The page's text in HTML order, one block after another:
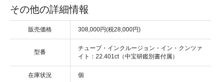
その他の詳細情報
販売価格 308,000円(税28,000円)
型番
チューブ・インクルージョン・イン・クンツァ
イト：22.401ct（中宝研鑑別書付属）
在庫状況 個